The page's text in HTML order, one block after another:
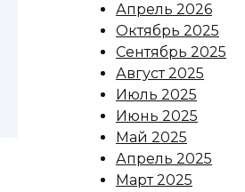
Апрель 2026
Октябрь 2025
Сентябрь 2025
Август 2025
Июль 2025
Июнь 2025
Май 2025
Апрель 2025
Март 2025